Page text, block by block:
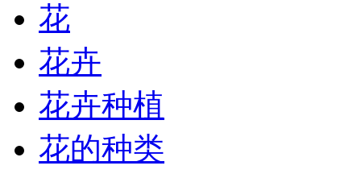
花
花卉
花卉种植
花的种类